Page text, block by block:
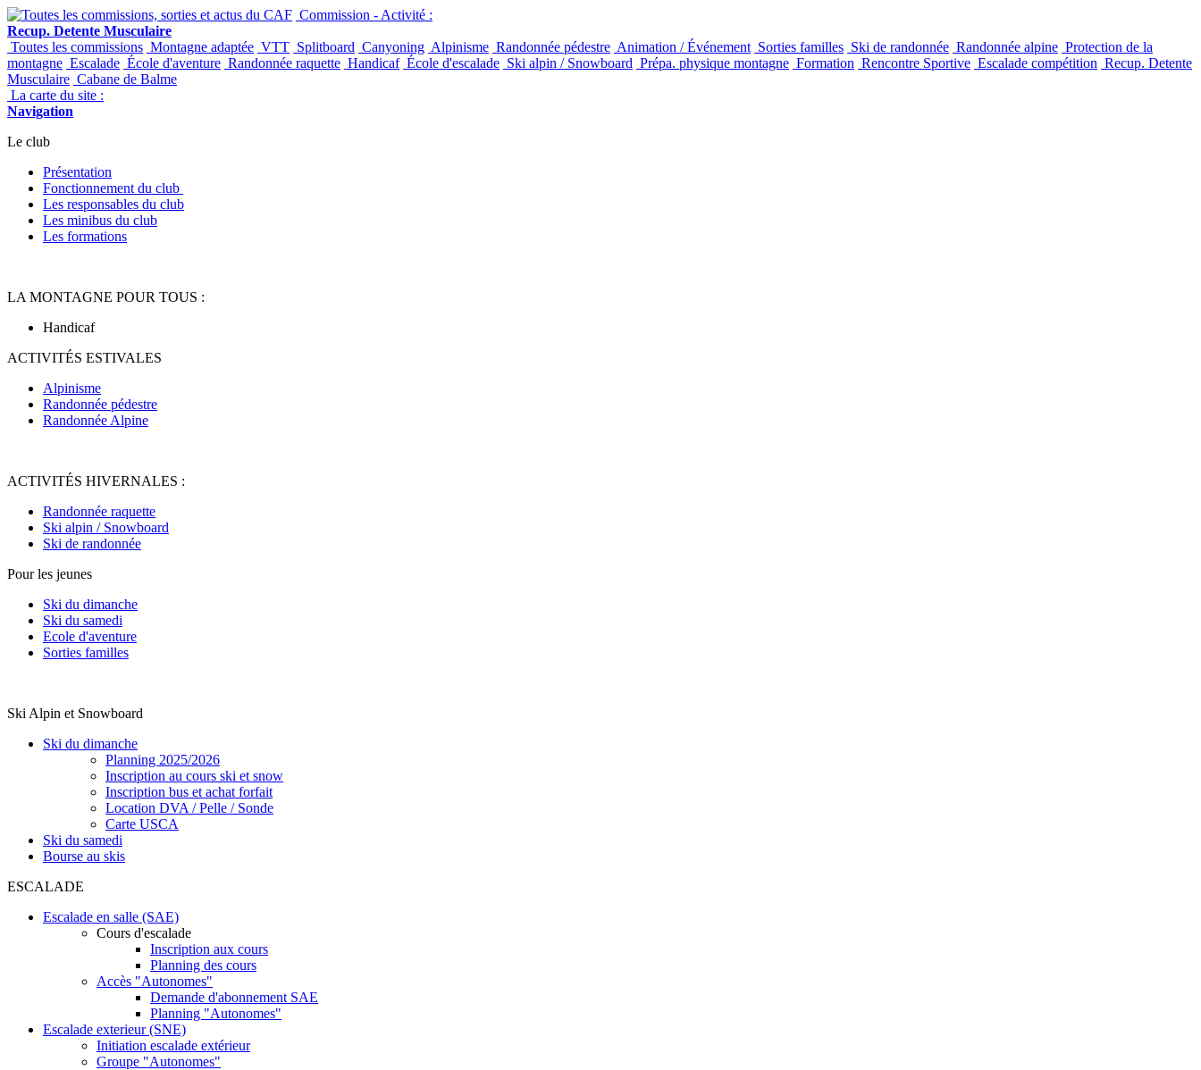
Commission - Activité :
Recup. Detente Musculaire
Toutes les commissions Montagne adaptée VTT Splitboard Canyoning Alpinisme Randonnée pédestre Animation / Événement Sorties familles Ski de randonnée Randonnée alpine Protection de la
montagne Escalade École d'aventure Randonnée raquette Handicaf École d'escalade Ski alpin / Snowboard Prépa. physique montagne Formation Rencontre Sportive Escalade compétition Recup. Detente
Musculaire Cabane de Balme
La carte du site :
Navigation
Le club
Présentation
Fonctionnement du club
Les responsables du club
Les minibus du club
Les formations
LA MONTAGNE POUR TOUS :
Handicaf
ACTIVITÉS ESTIVALES
Alpinisme
Randonnée pédestre
Randonnée Alpine
ACTIVITÉS HIVERNALES :
Randonnée raquette
Ski alpin / Snowboard
Ski de randonnée
Pour les jeunes
Ski du dimanche
Ski du samedi
Ecole d'aventure
Sorties familles
Ski Alpin et Snowboard
Ski du dimanche
Planning 2025/2026
Inscription au cours ski et snow
Inscription bus et achat forfait
Location DVA / Pelle / Sonde
Carte USCA
Ski du samedi
Bourse au skis
ESCALADE
Escalade en salle (SAE)
Cours d'escalade
Inscription aux cours
Planning des cours
Accès "Autonomes"
Demande d'abonnement SAE
Planning "Autonomes"
Escalade exterieur (SNE)
Initiation escalade extérieur
Groupe "Autonomes"
Panneau de gestion des cookies